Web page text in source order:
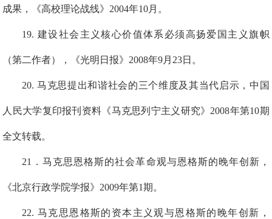
成果，《高校理论战线》2004年10月。
19. 建设社会主义核心价值体系必须高扬爱国主义旗帜
（第二作者），《光明日报》2008年9月23日。
20.马克思提出和谐社会的三个维度及其当代启示，中国
人民大学复印报刊资料《马克思列宁主义研究》2008年第10期
全文转载。
21 ．马克思恩格斯的社会革命观与恩格斯的晚年创新，
《北京行政学院学报》2009年第1期。
22. 马克思恩格斯的资本主义观与恩格斯的晚年创新，